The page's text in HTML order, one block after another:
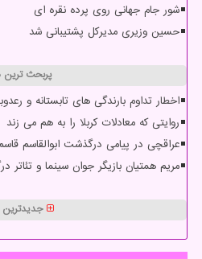
شور جام جهانی روی پرده نقره ای
حسین وزیری مدیرکل پشتیبانی شد
پربحث ترین
اخطار تداوم بارندگی های تابستانه و رعدوبرق در 4 استان تا
روایتی که معادلات کربلا را به هم می زند
عراقچی در پیامی درگذشت ابوالقاسم
مریم همتیان بازیگر جوان سینما و تئاتر
جدیدترین